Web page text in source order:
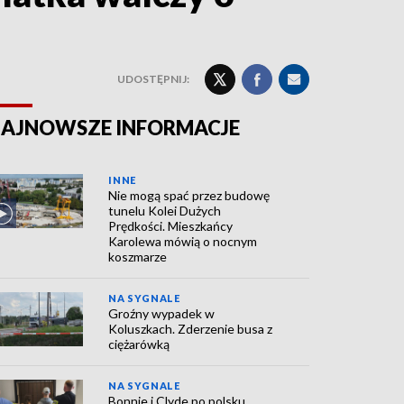
UDOSTĘPNIJ:
INFORMACJE
INNE
Nie mogą spać przez budowę
tunelu Kolei Dużych
Prędkości. Mieszkańcy
Karolewa mówią o nocnym
koszmarze
NA SYGNALE
Groźny wypadek w
Koluszkach. Zderzenie busa z
ciężarówką
NA SYGNALE
Bonnie i Clyde po polsku.